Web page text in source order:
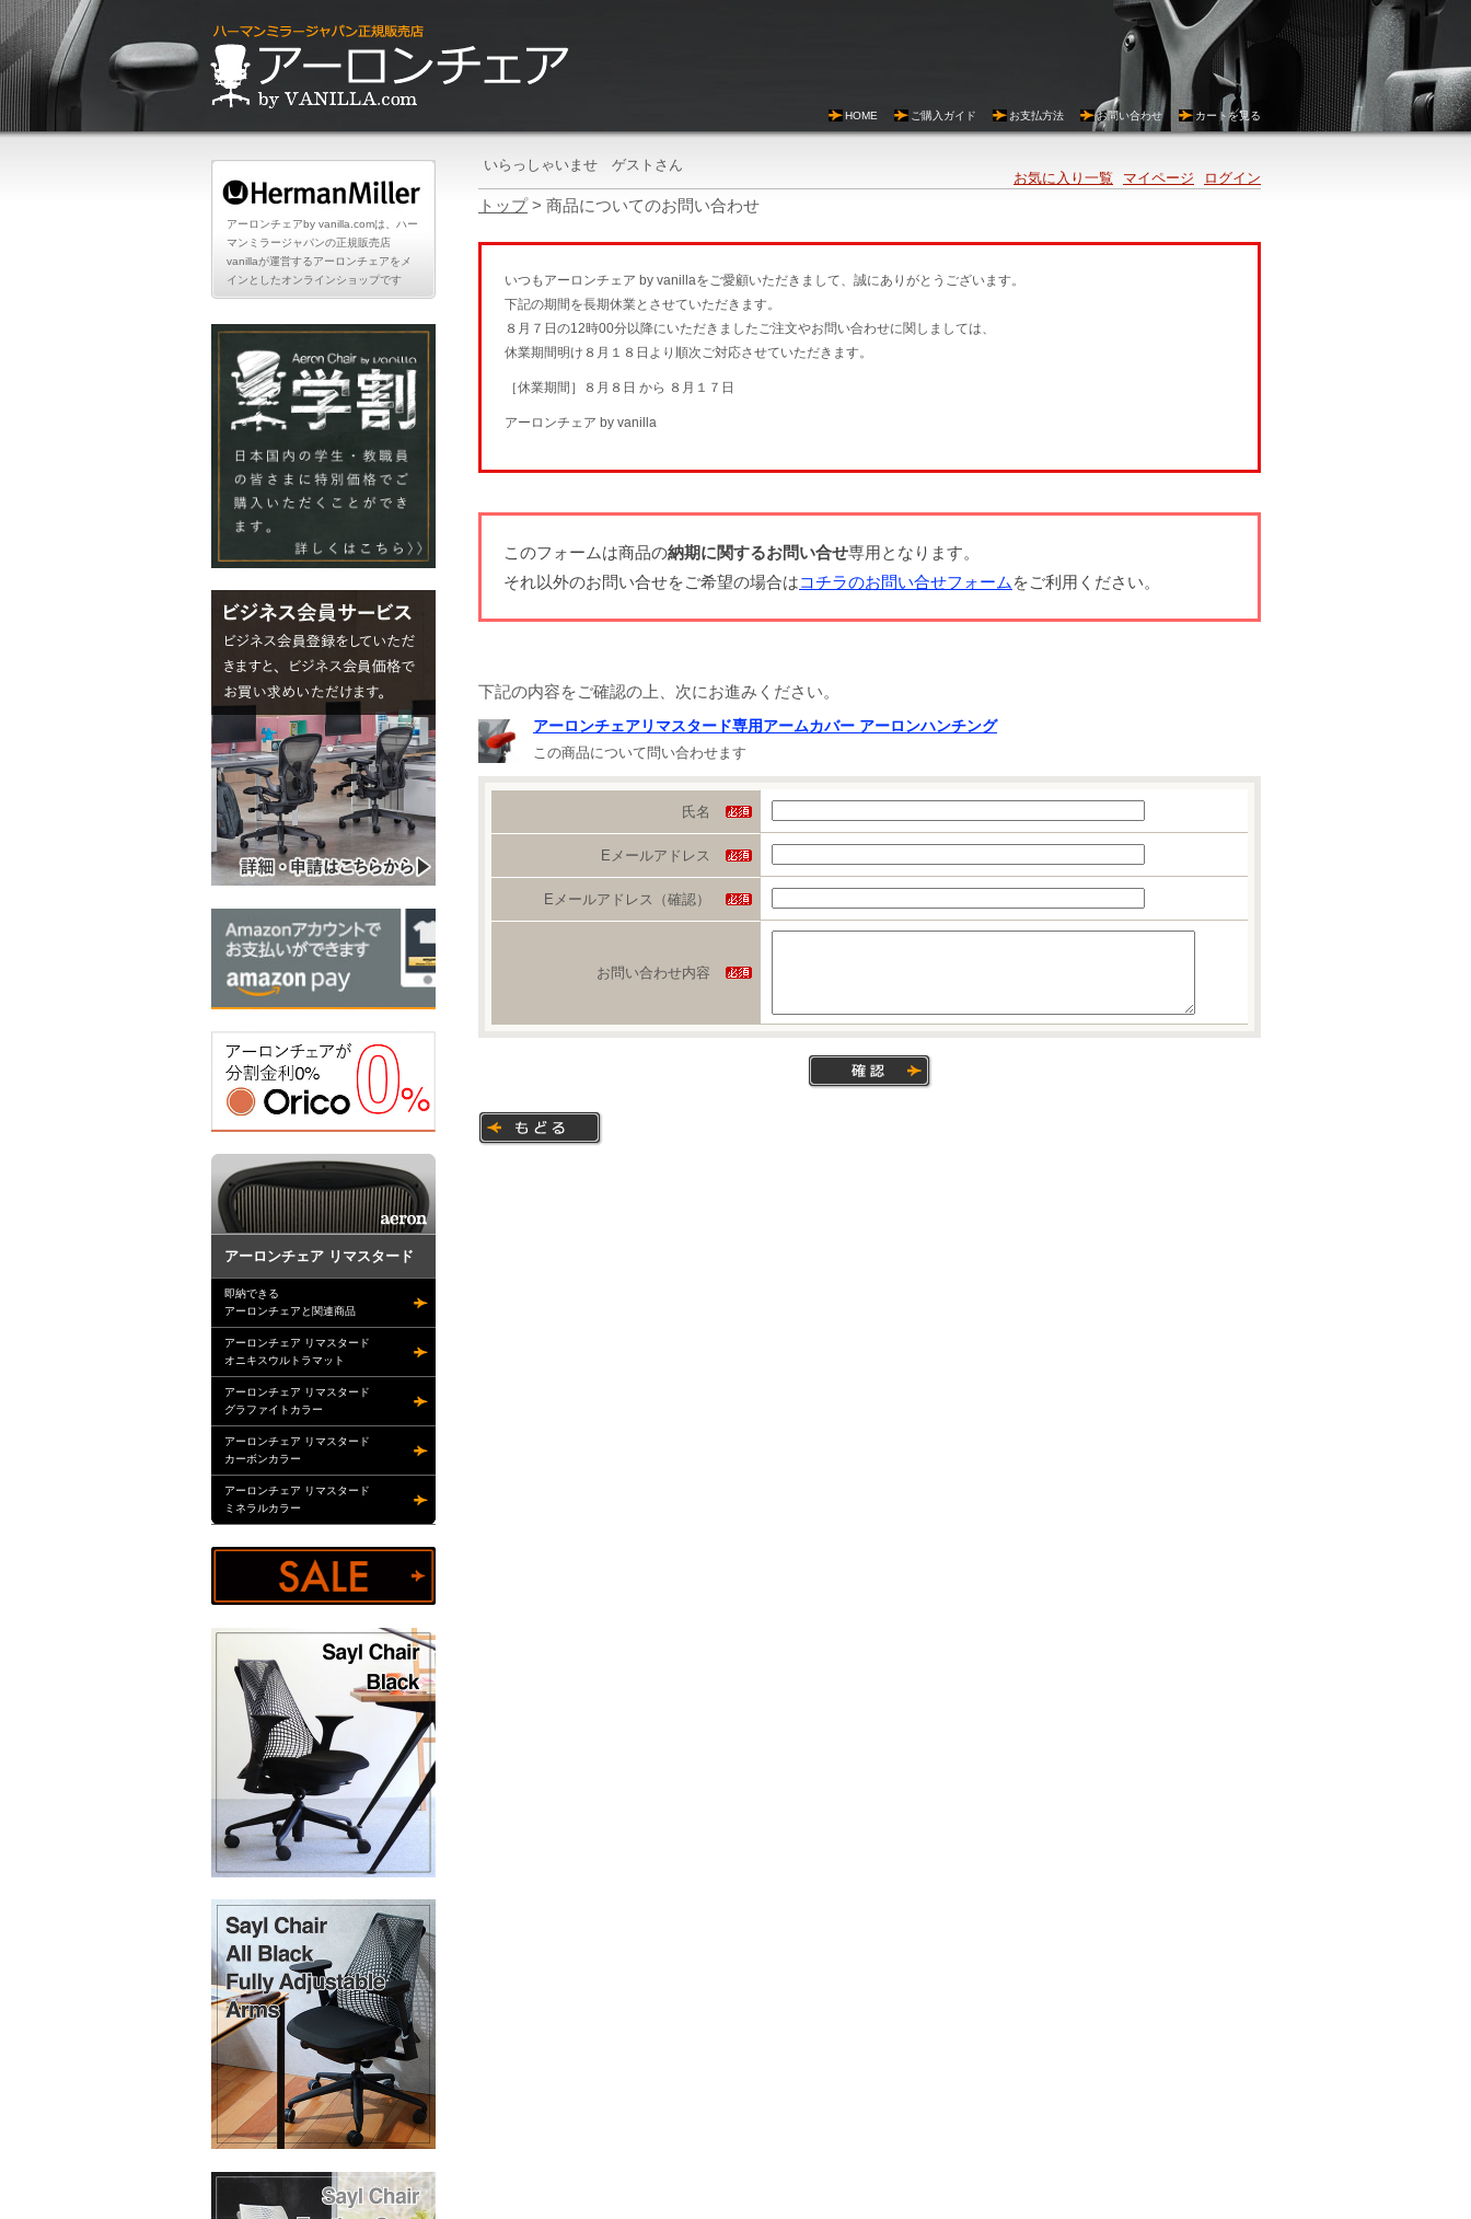
HOME ご購入ガイド お支払方法 お問い合わせ カートを見る
アーロンチェアby vanilla.comは、ハー
マンミラージャパンの正規販売店
vanillaが運営するアーロンチェアをメ
インとしたオンラインショップです
アーロンチェア リマスタード
即納できる
アーロンチェアと関連商品
アーロンチェア リマスタード
オニキスウルトラマット
アーロンチェア リマスタード
グラファイトカラー
アーロンチェア リマスタード
カーボンカラー
アーロンチェア リマスタード
ミネラルカラー
いらっしゃいませ ゲストさん
お気に入り一覧
マイページ ログイン
トップ> 商品についてのお問い合わせ
いつもアーロンチェア by vanillaをご愛顧いただきまして、誠にありがとうございます。
下記の期間を長期休業とさせていただきます。
８月７日の12時00分以降にいただきましたご注文やお問い合わせに関しましては、
休業期間明け８月１８日より順次ご対応させていただきます。
［休業期間］８月８日 から ８月１７日
アーロンチェア by vanilla
このフォームは商品の納期に関するお問い合せ専用となります。
それ以外のお問い合せをご希望の場合はコチラのお問い合せフォーム をご利用ください。
下記の内容をご確認の上、次にお進みください。
アーロンチェアリマスタード専用アームカバー アーロンハンチング
この商品について問い合わせます
氏名
Eメールアドレス
Eメールアドレス（確認）
お問い合わせ内容